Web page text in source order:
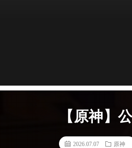
【原神】
2026.07.07 原神